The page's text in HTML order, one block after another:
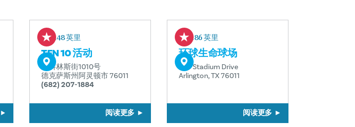
1.48 英里
TEN 10 活动
北科林斯街1010号
德克萨斯州阿灵顿市 76011
(682) 207-1884
阅读更多
1.86 英里
环球生命球场
734 Stadium Drive
Arlington, TX 76011
阅读更多